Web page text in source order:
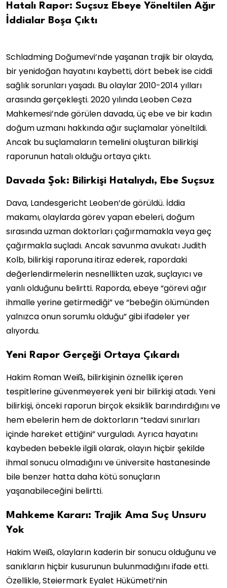
Hatalı Rapor: Suçsuz Ebeye Yöneltilen Ağır
İddialar Boşa Çıktı
Schladming Doğumevi’nde yaşanan trajik bir olayda,
bir yenidoğan hayatını kaybetti, dört bebek ise ciddi
sağlık sorunları yaşadı. Bu olaylar 2010-2014 yılları
arasında gerçekleşti. 2020 yılında Leoben Ceza
Mahkemesi’nde görülen davada, üç ebe ve bir kadın
doğum uzmanı hakkında ağır suçlamalar yöneltildi.
Ancak bu suçlamaların temelini oluşturan bilirkişi
raporunun hatalı olduğu ortaya çıktı.
Davada Şok: Bilirkişi Hatalıydı, Ebe Suçsuz
Dava, Landesgericht Leoben’de görüldü. İddia
makamı, olaylarda görev yapan ebeleri, doğum
sırasında uzman doktorları çağırmamakla veya geç
çağırmakla suçladı. Ancak savunma avukatı Judith
Kolb, bilirkişi raporuna itiraz ederek, rapordaki
değerlendirmelerin nesnellikten uzak, suçlayıcı ve
yanlı olduğunu belirtti. Raporda, ebeye “görevi ağır
ihmalle yerine getirmediği” ve “bebeğin ölümünden
yalnızca onun sorumlu olduğu” gibi ifadeler yer
alıyordu.
Yeni Rapor Gerçeği Ortaya Çıkardı
Hakim Roman Weiß, bilirkişinin öznellik içeren
tespitlerine güvenmeyerek yeni bir bilirkişi atadı. Yeni
bilirkişi, önceki raporun birçok eksiklik barındırdığını ve
hem ebelerin hem de doktorların “tedavi sınırları
içinde hareket ettiğini” vurguladı. Ayrıca hayatını
kaybeden bebekle ilgili olarak, olayın hiçbir şekilde
ihmal sonucu olmadığını ve üniversite hastanesinde
bile benzer hatta daha kötü sonuçların
yaşanabileceğini belirtti.
Mahkeme Kararı: Trajik Ama Suç Unsuru
Yok
Hakim Weiß, olayların kaderin bir sonucu olduğunu ve
sanıkların hiçbir kusurunun bulunmadığını ifade etti.
Özellikle, Steiermark Eyalet Hükümeti’nin